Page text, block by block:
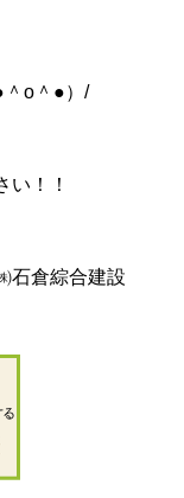
＾o＾●）/
い！！
石倉綜合建設